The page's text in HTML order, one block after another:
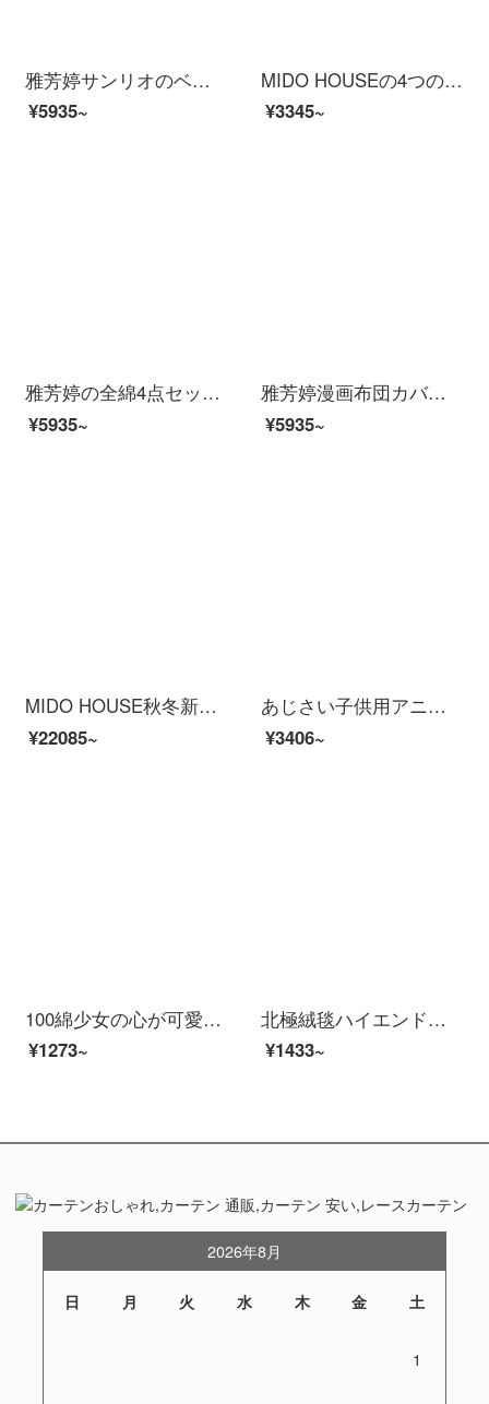
雅芳婷サンリオのベッド用品アニメ全綿四点セットピンク子供の紐付けシーツピンクのベッドカバー可愛い布団カバーP 7526-ベッド笠四点セット(紐付け)1.8メートル(6フィート)ベッド
¥5935~
MIDO HOUSEの4つのセットの純綿の60本のすり毛のベッドの笠のシーツの寝具の1.5/1.8メートルのベッドの粉の霧の色の1.8メートルのベッドの寝具の4つのセット
¥3345~
雅芳婷の全綿4点セットのカートンプリントの紐付け布団セット2人布団セット1.8 m両面布団シーツシーツの寝具P 7906ベッドカバー（紐付けタイプ）1.5 m(5フィート)ベッド
¥5935~
雅芳婷漫画布団カバー子供趣味のシーツ純綿布団布団カバー綿布団ダブル1.8 mベッド用品縛縄の両面プリント布団家紡p 7907-シーツ四点セット(紐を縛る)1.5 m(5フィート)ベッド
¥5935~
MIDO HOUSE秋冬新品160本の馬と綿四点セットの純色高級糸滑り裸寝床用品シャンパン金1.8 mベッドカバー四点セット
¥22085~
あじさい子供用アニメ綿ベッドの上に綿の可愛いシーツ4点セット布団カバーベッドと寮の3点セット夏4可愛いアヒル黄1.5 mベッド【シーツの4点セット】
¥3406~
100綿少女の心が可愛いです。純綿の子供用シーツ3点セットベッド用品森パーティー1.5 mシーツの4点セット（200×230布団に似合います。）
¥1273~
北極絨毯ハイエンド品質2021新型毛磨きシーツ四点セット子供用アニメ布団カバー可愛い小中学生寮三点セットKT猫リンリン安逸トランペット3点（1.0-1.2ベッドに適しています）
¥1433~
2026年8月
日 月 火 水 木 金 土
1